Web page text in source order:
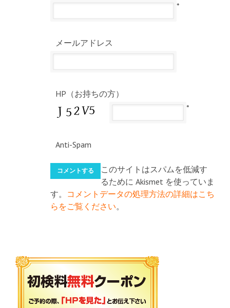
メールアドレス
*
HP（お持ちの方）
Anti-Spam
*
このサイトはスパムを低減す
るために Akismet を使っていま
す。 コメントデータの処理方法の詳細はこち
らをご覧ください。